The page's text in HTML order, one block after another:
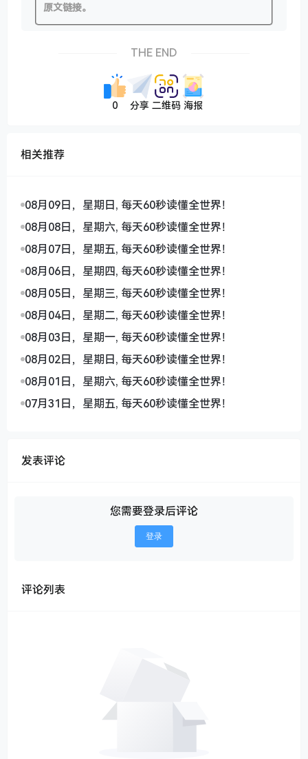
原文链接。
THE END
0 分享 二维码 海报
相关推荐
08月09日，星期日, 每天60秒读懂全世界！
08月08日，星期六, 每天60秒读懂全世界！
08月07日，星期五, 每天60秒读懂全世界！
08月06日，星期四, 每天60秒读懂全世界！
08月05日，星期三, 每天60秒读懂全世界！
08月04日，星期二, 每天60秒读懂全世界！
08月03日，星期一, 每天60秒读懂全世界！
08月02日，星期日, 每天60秒读懂全世界！
08月01日，星期六, 每天60秒读懂全世界！
07月31日，星期五, 每天60秒读懂全世界！
发表评论
您需要登录后评论
登录
评论列表